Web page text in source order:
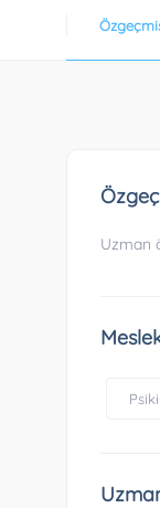
Uzman